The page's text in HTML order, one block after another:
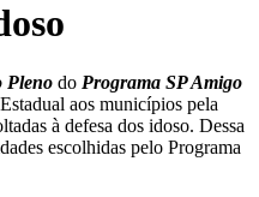
Pleno do Programa SP Amigo
aos municípios pela
à defesa dos idoso. Dessa
escolhidas pelo Programa